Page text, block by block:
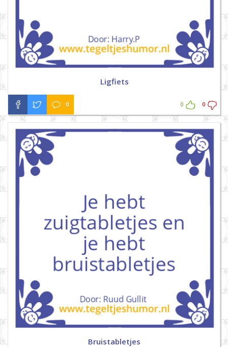
Ligfiets
0 0 0
Bruistabletjes